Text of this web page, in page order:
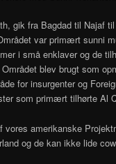
gik fra Bagdad til Najaf
var primært sunni
i små enklaver og de
blev brugt som
for insurgenter og
som primært tilhørte Al
amerikanske
og de kan ikke lide